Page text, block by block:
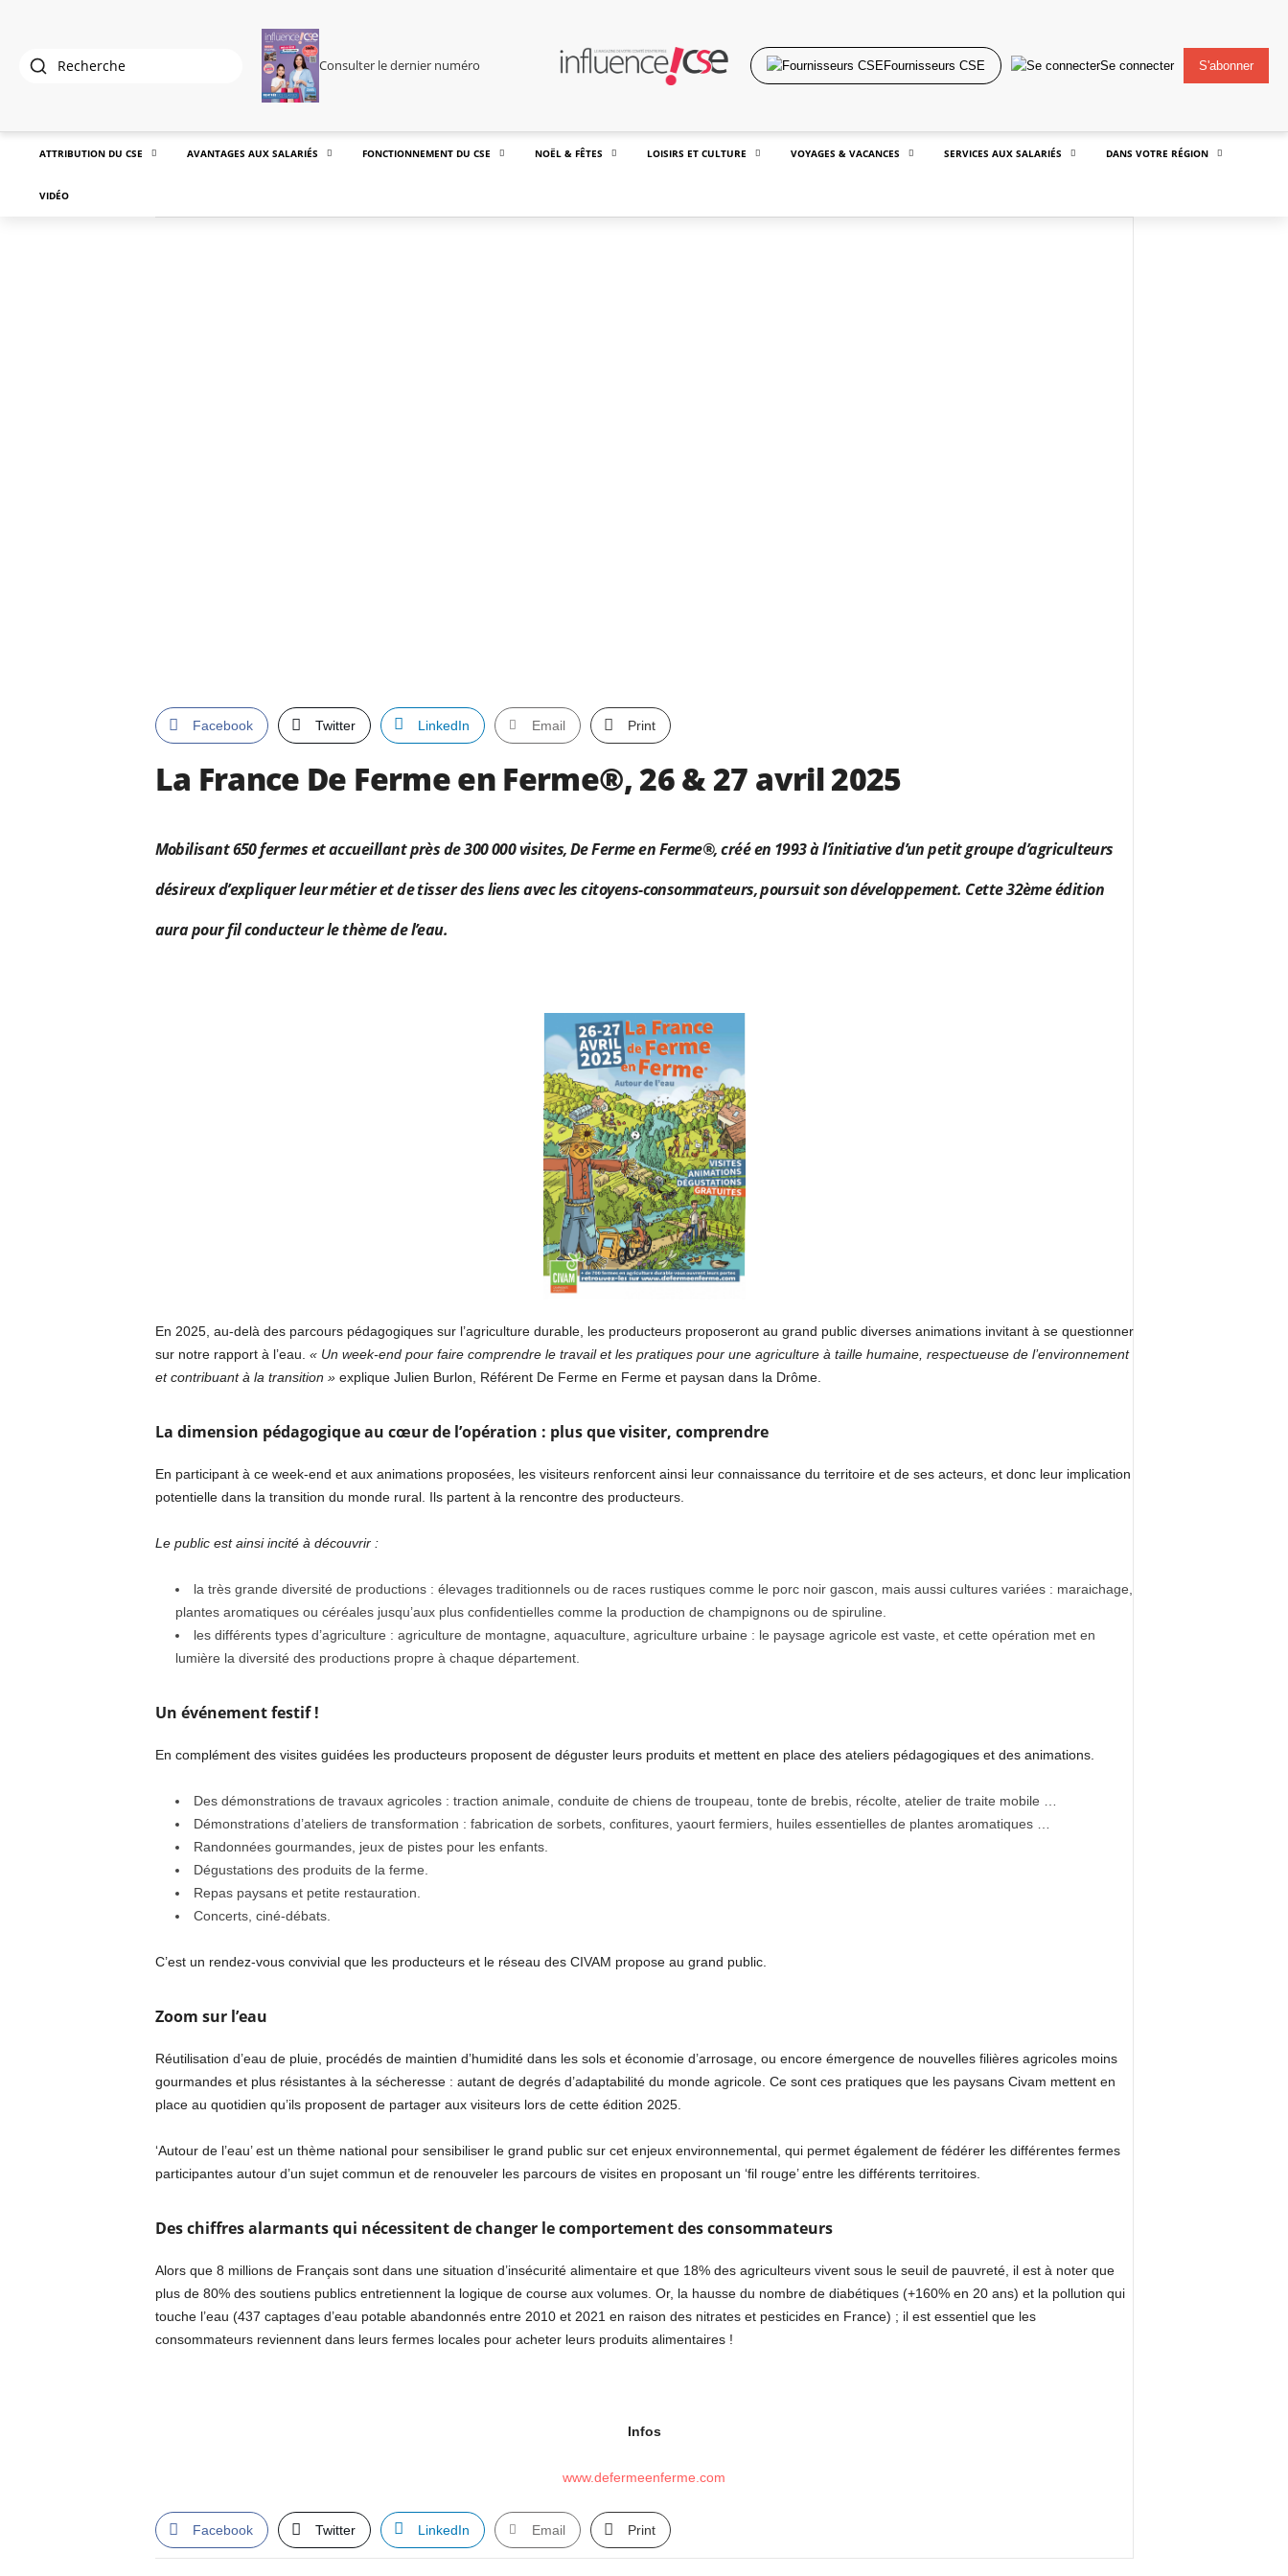
Consulter le dernier numéro Fournisseurs CSE Se connecter S'abonner
ATTRIBUTION DU CSE AVANTAGES AUX SALARIÉS FONCTIONNEMENT DU CSE NOËL & FÊTES LOISIRS ET CULTURE VOYAGES & VACANCES SERVICES AUX SALARIÉS DANS VOTRE RÉGION
VIDÉO
Facebook Twitter LinkedIn Email Print
La France De Ferme en Ferme®, 26 & 27 avril 2025
Mobilisant 650 fermes et accueillant près de 300 000 visites, De Ferme en Ferme®, créé en 1993 à l’initiative d’un petit groupe d’agriculteurs
désireux d’expliquer leur métier et de tisser des liens avec les citoyens-consommateurs, poursuit son développement. Cette 32ème édition
aura pour fil conducteur le thème de l’eau.
En 2025, au-delà des parcours pédagogiques sur l’agriculture durable, les producteurs proposeront au grand public diverses animations invitant à se questionner
sur notre rapport à l’eau. « Un week-end pour faire comprendre le travail et les pratiques pour une agriculture à taille humaine, respectueuse de l’environnement
et contribuant à la transition »explique Julien Burlon, Référent De Ferme en Ferme et paysan dans la Drôme.
La dimension pédagogique au cœur de l’opération : plus que visiter, comprendre
En participant à ce week-end et aux animations proposées, les visiteurs renforcent ainsi leur connaissance du territoire et de ses acteurs, et donc leur implication
potentielle dans la transition du monde rural. Ils partent à la rencontre des producteurs.
Le public est ainsi incité à découvrir :
la très grande diversité de productions : élevages traditionnels ou de races rustiques comme le porc noir gascon, mais aussi cultures variées : maraichage,
plantes aromatiques ou céréales jusqu’aux plus confidentielles comme la production de champignons ou de spiruline.
les différents types d’agriculture : agriculture de montagne, aquaculture, agriculture urbaine : le paysage agricole est vaste, et cette opération met en
lumière la diversité des productions propre à chaque département.
Un événement festif !
En complément des visites guidées les producteurs proposent de déguster leurs produits et mettent en place des ateliers pédagogiques et des animations.
Des démonstrations de travaux agricoles : traction animale, conduite de chiens de troupeau, tonte de brebis, récolte, atelier de traite mobile …
Démonstrations d’ateliers de transformation : fabrication de sorbets, confitures, yaourt fermiers, huiles essentielles de plantes aromatiques …
Randonnées gourmandes, jeux de pistes pour les enfants.
Dégustations des produits de la ferme.
Repas paysans et petite restauration.
Concerts, ciné-débats.
C’est un rendez-vous convivial que les producteurs et le réseau des CIVAM propose au grand public.
Zoom sur l’eau
Réutilisation d’eau de pluie, procédés de maintien d’humidité dans les sols et économie d’arrosage, ou encore émergence de nouvelles filières agricoles moins
gourmandes et plus résistantes à la sécheresse : autant de degrés d’adaptabilité du monde agricole. Ce sont ces pratiques que les paysans Civam mettent en
place au quotidien qu’ils proposent de partager aux visiteurs lors de cette édition 2025.
‘Autour de l’eau’ est un thème national pour sensibiliser le grand public sur cet enjeux environnemental, qui permet également de fédérer les différentes fermes
participantes autour d’un sujet commun et de renouveler les parcours de visites en proposant un ‘fil rouge’ entre les différents territoires.
Des chiffres alarmants qui nécessitent de changer le comportement des consommateurs
Alors que 8 millions de Français sont dans une situation d’insécurité alimentaire et que 18% des agriculteurs vivent sous le seuil de pauvreté, il est à noter que
plus de 80% des soutiens publics entretiennent la logique de course aux volumes. Or, la hausse du nombre de diabétiques (+160% en 20 ans) et la pollution qui
touche l’eau (437 captages d’eau potable abandonnés entre 2010 et 2021 en raison des nitrates et pesticides en France) ; il est essentiel que les
consommateurs reviennent dans leurs fermes locales pour acheter leurs produits alimentaires !
Infos
www.defermeenferme.com
Facebook Twitter LinkedIn Email Print